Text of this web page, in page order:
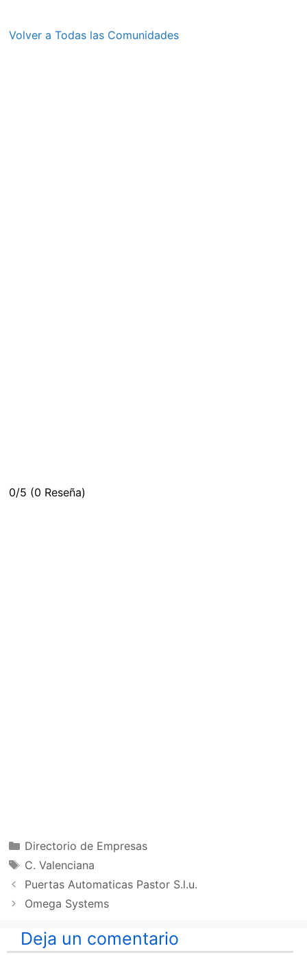
Volver a Todas las Comunidades
0/5 (0 Reseña)
Categorías
Directorio de Empresas
Etiquetas
C. Valenciana
Puertas Automaticas Pastor S.l.u.
Omega Systems
Deja un comentario